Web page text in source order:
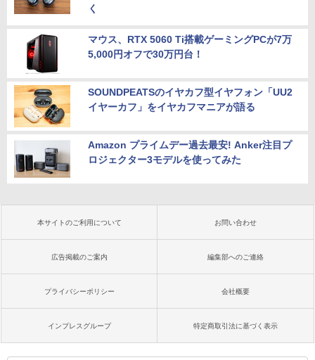
く
マウス、RTX 5060 Ti搭載ゲーミングPCが7万
5,000円オフで30万円台！
SOUNDPEATSのイヤカフ型イヤフォン「UU2
イヤーカフ」をイヤカフマニアが語る
Amazon プライムデー過去最安! Anker注目プ
ロジェクター3モデルを使ってみた
本サイトのご利用について お問い合わせ
広告掲載のご案内 編集部へのご連絡
プライバシーポリシー 会社概要
インプレスグループ 特定商取引法に基づく表示